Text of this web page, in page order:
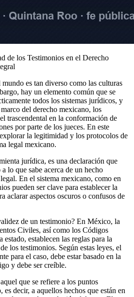
de los Testimonios en el Derecho
es tan diverso como las culturas
hay un elemento común que se
todos los sistemas jurídicos, y
del derecho mexicano, los
trascendental en la conformación de
por parte de los jueces. En este
la legitimidad y los protocolos de
legal mexicano.
jurídica, es una declaración que
lo que sabe acerca de un hecho
En el sistema mexicano, como en
pueden ser clave para establecer la
aclarar aspectos oscuros o confusos de
de un testimonio? En México, la
Civiles, así como los Códigos
estado, establecen las reglas para la
los testimonios. Según estas leyes, el
para el caso, debe estar basado en la
y debe ser creíble.
que se refiere a los puntos
decir, a aquellos hechos que están en